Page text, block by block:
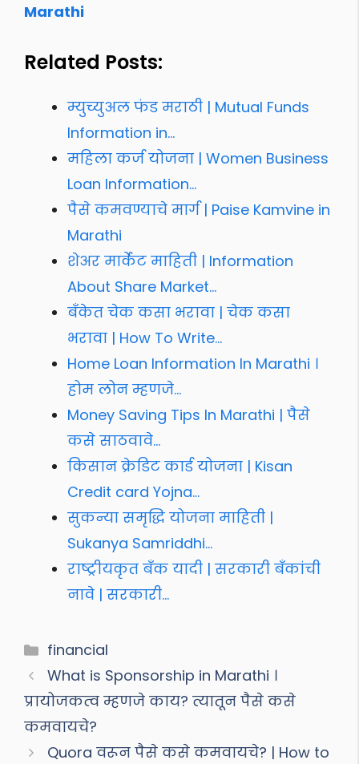
Marathi
Related Posts:
म्युच्युअल फंड मराठी | Mutual Funds
Information in…
महिला कर्ज योजना | Women Business
Loan Information…
पैसे कमवण्याचे मार्ग | Paise Kamvine in
Marathi
शेअर मार्केट माहिती | Information
About Share Market…
बँकेत चेक कसा भरावा | चेक कसा
भरावा | How To Write…
Home Loan Information In Marathi ।
होम लोन म्हणजे…
Money Saving Tips In Marathi | पैसे
कसे साठवावे…
किसान क्रेडिट कार्ड योजना | Kisan
Credit card Yojna…
सुकन्या समृद्धि योजना माहिती |
Sukanya Samriddhi…
राष्ट्रीयकृत बँक यादी | सरकारी बँकांची
नावे | सरकारी…
Categories
financial
What is Sponsorship in Marathi ।
प्रायोजकत्व म्हणजे काय? त्यातून पैसे कसे
कमवायचे?
Quora वरून पैसे कसे कमवायचे? | How to